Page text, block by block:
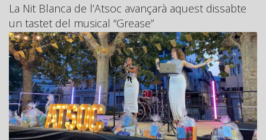
La Nit Blanca de l’Atsoc avançarà aquest dissabte
un tastet del musical “Grease”